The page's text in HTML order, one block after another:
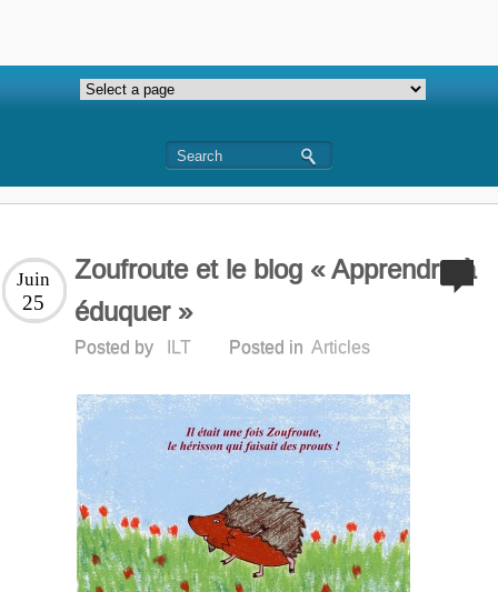
Zoufroute et le blog « Apprendre à
éduquer »
Juin
25
Posted by ILT Posted in Articles